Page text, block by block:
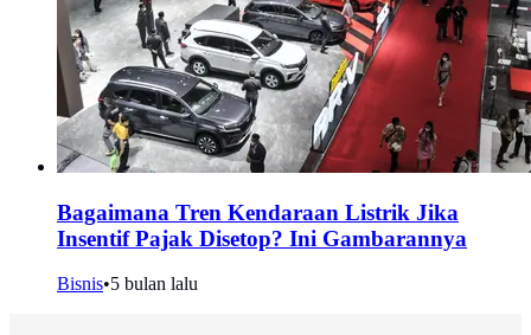
Bagaimana Tren Kendaraan Listrik Jika
Insentif Pajak Disetop? Ini Gambarannya
Bisnis•5 bulan lalu